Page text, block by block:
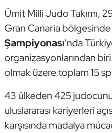
Ümit Milli Judo Takımı,
Gran Canaria
Şampiyonası'nda
organizasyonlarından
olmak üzere toplam 15
43 ülkeden 425
uluslararası kariyerleri
karşısında madalya